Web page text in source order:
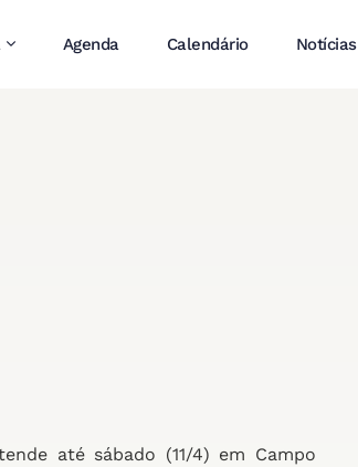
Agenda Calendário Notícias
até sábado (11/4) em Campo